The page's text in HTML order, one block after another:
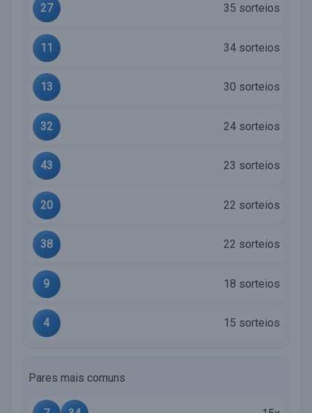
27 35 sorteios
11 34 sorteios
13 30 sorteios
32 24 sorteios
43 23 sorteios
20 22 sorteios
38 22 sorteios
9 18 sorteios
4 15 sorteios
Pares mais comuns